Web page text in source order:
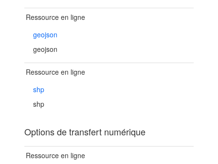
Ressource en ligne
geojson
geojson
Ressource en ligne
shp
shp
Options de transfert numérique
Ressource en ligne